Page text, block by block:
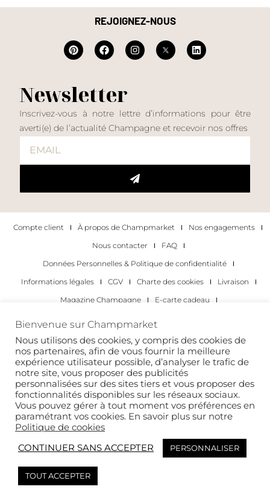
REJOIGNEZ-NOUS
Newsletter
Inscrivez-vous à notre lettre d’informations pour être
averti(e) de l’actualité Champagne et recevoir nos offres
Compte client À propos de Champmarket
Nos engagements
Nous contacter
FAQ
Données Personnelles & Politique de confidentialité
Informations légales
CGV Charte des cookies
Livraison
Magazine Champagne
E-carte cadeau
Les occasions pour déguster du champagne
Pour les particuliers
Pour les entreprises
Copyright 2022 © tous droits réservés. Champmarket.
Bienvenue sur Champmarket
Nous utilisons des cookies, y compris des cookies de
nos partenaires, afin de vous fournir la meilleure
expérience utilisateur possible, d’analyser le trafic de
notre site, vous proposer des publicités
personnalisées sur des sites tiers et vous proposer des
fonctionnalités disponibles sur les réseaux sociaux.
Vous pouvez gérer à tout moment vos préférences en
paramétrant vos cookies. En savoir plus sur notre
Politique de cookies
CONTINUER SANS ACCEPTER
PERSONNALISER
TOUT ACCEPTER